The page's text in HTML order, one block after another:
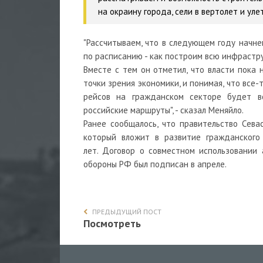
на окраину города, сели в вертолет и
"Рассчитываем, что в следующем году
по расписанию - как построим всю
Вместе с тем он отметил, что власти
точки зрения экономики, и понимая, что
рейсов на гражданском секторе будет
российские маршруты", - сказал Меняйло.
Ранее сообщалось, что правительство
который вложит в развитие
лет. Договор о совместном
обороны РФ был подписан в апреле.
ПРЕДЫДУЩИЙ ПОСТ
Посмотреть